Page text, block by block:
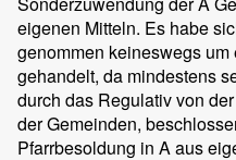
eigenen Mitteln. Es habe
genommen keineswegs
gehandelt, da mindestens
durch das Regulativ von
der Gemeinden,
Pfarrbesoldung in A aus